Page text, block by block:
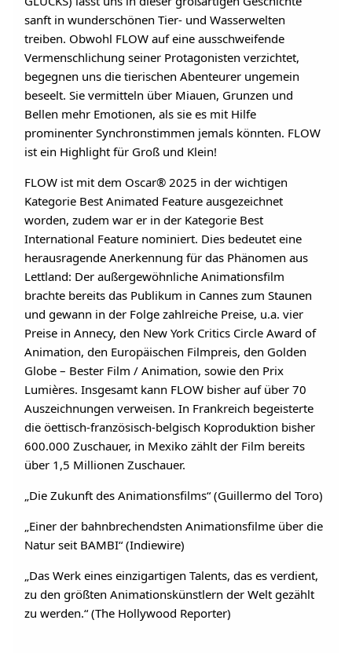
sanft in wunderschönen Tier- und Wasserwelten
treiben. Obwohl FLOW auf eine ausschweifende
Vermenschlichung seiner Protagonisten verzichtet,
begegnen uns die tierischen Abenteurer ungemein
beseelt. Sie vermitteln über Miauen, Grunzen und
Bellen mehr Emotionen, als sie es mit Hilfe
prominenter Synchronstimmen jemals könnten. FLOW
ist ein Highlight für Groß und Klein!
FLOW ist mit dem Oscar® 2025 in der wichtigen
Kategorie Best Animated Feature ausgezeichnet
worden, zudem war er in der Kategorie Best
International Feature nominiert. Dies bedeutet eine
herausragende Anerkennung für das Phänomen aus
Lettland: Der außergewöhnliche Animationsfilm
brachte bereits das Publikum in Cannes zum Staunen
und gewann in der Folge zahlreiche Preise, u.a. vier
Preise in Annecy, den New York Critics Circle Award of
Animation, den Europäischen Filmpreis, den Golden
Globe – Bester Film / Animation, sowie den Prix
Lumières. Insgesamt kann FLOW bisher auf über 70
Auszeichnungen verweisen. In Frankreich begeisterte
die öettisch-französisch-belgisch Koproduktion bisher
600.000 Zuschauer, in Mexiko zählt der Film bereits
über 1,5 Millionen Zuschauer.
„Die Zukunft des Animationsfilms“ (Guillermo del Toro)
„Einer der bahnbrechendsten Animationsfilme über die
Natur seit BAMBI“ (Indiewire)
„Das Werk eines einzigartigen Talents, das es verdient,
zu den größten Animationskünstlern der Welt gezählt
zu werden.“ (The Hollywood Reporter)